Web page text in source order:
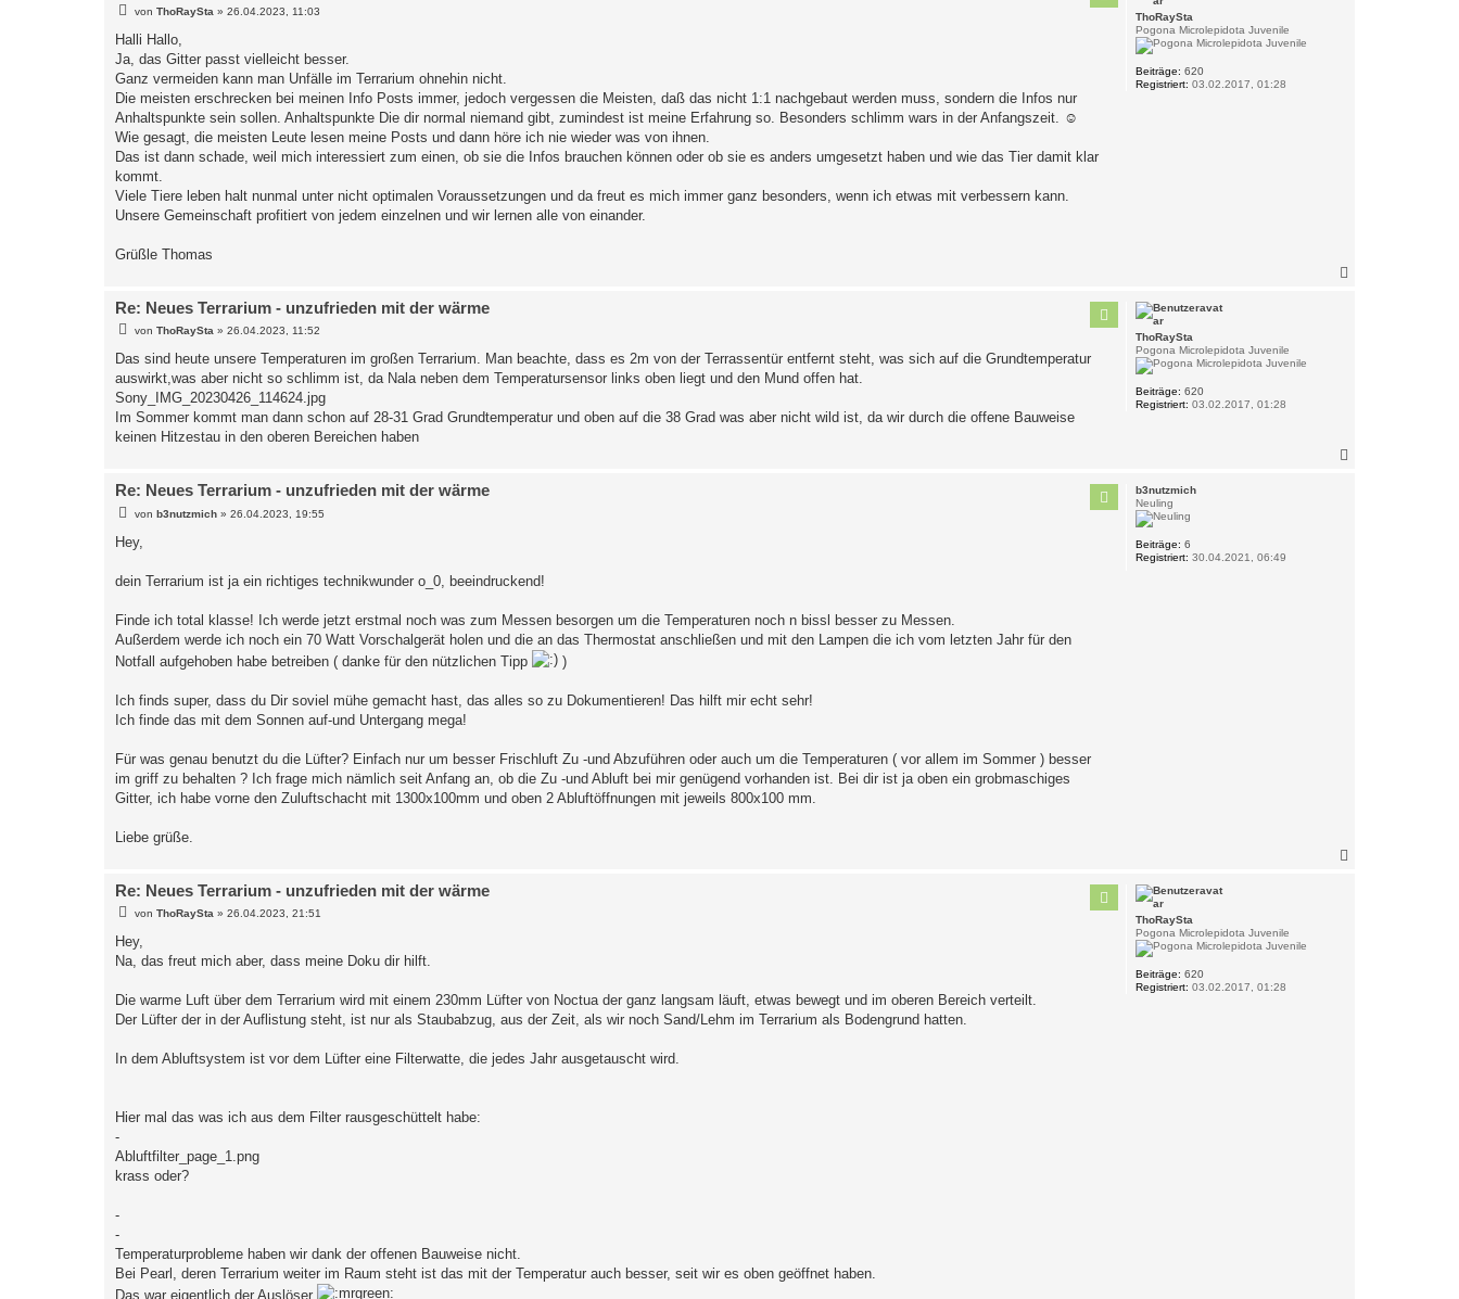
ThoRaySta
Pogona Microlepidota Juvenile
Beiträge: 620
Registriert: 03.02.2017, 01:28
B
i
t
g
vonThoRaySta »26.04.2023, 11:03
Halli Hallo,
Ja, das Gitter passt vielleicht besser.
Ganz vermeiden kann man Unfälle im Terrarium ohnehin nicht.
Die meisten erschrecken bei meinen Info Posts immer, jedoch vergessen die Meisten, daß das nicht 1:1 nachgebaut werden muss, sondern die Infos nur
Anhaltspunkte sein sollen. Anhaltspunkte Die dir normal niemand gibt, zumindest ist meine Erfahrung so. Besonders schlimm wars in der Anfangszeit. ☺
Wie gesagt, die meisten Leute lesen meine Posts und dann höre ich nie wieder was von ihnen.
Das ist dann schade, weil mich interessiert zum einen, ob sie die Infos brauchen können oder ob sie es anders umgesetzt haben und wie das Tier damit klar
kommt.
Viele Tiere leben halt nunmal unter nicht optimalen Voraussetzungen und da freut es mich immer ganz besonders, wenn ich etwas mit verbessern kann.
Unsere Gemeinschaft profitiert von jedem einzelnen und wir lernen alle von einander.
Grüßle Thomas
ThoRaySta
Pogona Microlepidota Juvenile
Beiträge: 620
Registriert: 03.02.2017, 01:28
Re: Neues Terrarium - unzufrieden mit der wärme
B
t
r
g
vonThoRaySta »26.04.2023, 11:52
Das sind heute unsere Temperaturen im großen Terrarium. Man beachte, dass es 2m von der Terrassentür entfernt steht, was sich auf die Grundtemperatur
auswirkt,was aber nicht so schlimm ist, da Nala neben dem Temperatursensor links oben liegt und den Mund offen hat.
Sony_IMG_20230426_114624.jpg
Im Sommer kommt man dann schon auf 28-31 Grad Grundtemperatur und oben auf die 38 Grad was aber nicht wild ist, da wir durch die offene Bauweise
keinen Hitzestau in den oberen Bereichen haben
b3nutzmich
Neuling
Beiträge: 6
Registriert: 30.04.2021, 06:49
Re: Neues Terrarium - unzufrieden mit der wärme
B
t
a
g
vonb3nutzmich »26.04.2023, 19:55
Hey,
dein Terrarium ist ja ein richtiges technikwunder o_0, beeindruckend!
Finde ich total klasse! Ich werde jetzt erstmal noch was zum Messen besorgen um die Temperaturen noch n bissl besser zu Messen.
Außerdem werde ich noch ein 70 Watt Vorschalgerät holen und die an das Thermostat anschließen und mit den Lampen die ich vom letzten Jahr für den
Notfall aufgehoben habe betreiben ( danke für den nützlichen Tipp
)
Ich finds super, dass du Dir soviel mühe gemacht hast, das alles so zu Dokumentieren! Das hilft mir echt sehr!
Ich finde das mit dem Sonnen auf-und Untergang mega!
Für was genau benutzt du die Lüfter? Einfach nur um besser Frischluft Zu -und Abzuführen oder auch um die Temperaturen ( vor allem im Sommer ) besser
im griff zu behalten ? Ich frage mich nämlich seit Anfang an, ob die Zu -und Abluft bei mir genügend vorhanden ist. Bei dir ist ja oben ein grobmaschiges
Gitter, ich habe vorne den Zuluftschacht mit 1300x100mm und oben 2 Abluftöffnungen mit jeweils 800x100 mm.
Liebe grüße.
ThoRaySta
Pogona Microlepidota Juvenile
Beiträge: 620
Registriert: 03.02.2017, 01:28
Re: Neues Terrarium - unzufrieden mit der wärme
B
t
r
vonThoRaySta »26.04.2023, 21:51
Hey,
Na, das freut mich aber, dass meine Doku dir hilft.
Die warme Luft über dem Terrarium wird mit einem 230mm Lüfter von Noctua der ganz langsam läuft, etwas bewegt und im oberen Bereich verteilt.
Der Lüfter der in der Auflistung steht, ist nur als Staubabzug, aus der Zeit, als wir noch Sand/Lehm im Terrarium als Bodengrund hatten.
In dem Abluftsystem ist vor dem Lüfter eine Filterwatte, die jedes Jahr ausgetauscht wird.
Hier mal das was ich aus dem Filter rausgeschüttelt habe:
-
Abluftfilter_page_1.png
krass oder?
-
-
Temperaturprobleme haben wir dank der offenen Bauweise nicht.
Bei Pearl, deren Terrarium weiter im Raum steht ist das mit der Temperatur auch besser, seit wir es oben geöffnet haben.
Das war eigentlich der Auslöser